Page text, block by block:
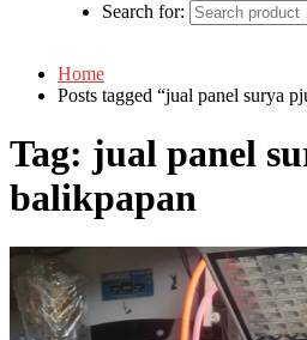
Search for:
Home
Posts tagged “jual panel surya
Tag: jual panel
balikpapan